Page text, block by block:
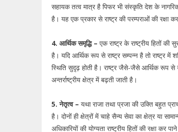
सहायक तत्व मात्र है पिफर भी संस्कृति देश के
है। यह एक प्रकार से राष्ट्र की परम्पराओं की रक्षा
4. आर्थिक समृद्धि – एक राष्ट्र के राष्ट्रीय हितों की
है। यदि आर्थिक रूप से राष्ट्र सम्पन्न है तो राष्ट्र में
स्थिति सुदृढ़ होती है। राष्ट्र जैसे-जैसे आर्थिक रूप से
अन्तर्राष्ट्रीय क्षेत्र में बढ़ती जाती है।
5. नेतृत्व – यथा राजा तथा प्रजा की उक्ति बहुत
है। दोनों ही क्षेत्रों में चाहे सैन्य सेवा का क्षेत्र या
अधिकारियों की योग्यता राष्ट्रीय हितों की रक्षा कर